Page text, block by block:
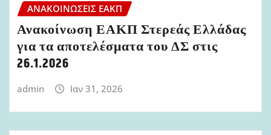
ΑΝΑΚΟΙΝΏΣΕΙΣ ΕΑΚΠ
Ανακοίνωση ΕΑΚΠ Στερεάς Ελλάδας
για τα αποτελέσματα του ΔΣ στις
26.1.2026
admin Ιαν 31, 2026